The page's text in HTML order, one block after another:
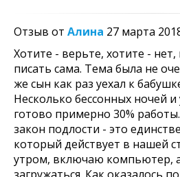
Отзыв от Алина 27 марта
Хотите - верьте, хотите -
писать сама. Тема была не
же сын как раз уехал к
Несколько бессонных ночей
готово примерно 30%
закон подлости - это
который действует в нашей
утром, включаю компьютер,